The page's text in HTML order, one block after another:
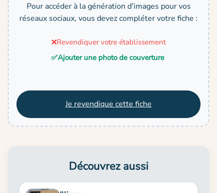
Pour accéder à la génération d'images pour vos
réseaux sociaux, vous devez compléter votre fiche :
❌Revendiquer votre établissement
✅Ajouter une photo de couverture
Je revendique cette fiche
Découvrez aussi